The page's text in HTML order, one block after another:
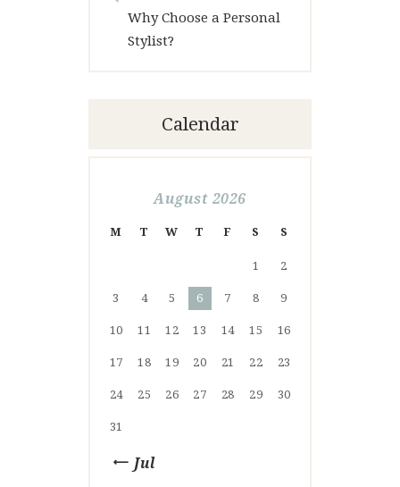
Why Choose a Personal
Stylist?
Calendar
August 2026
M T W T F S S
1 2
3 4 5 6 7 8 9
10 11 12 13 14 15 16
17 18 19 20 21 22 23
24 25 26 27 28 29 30
31
« Jul